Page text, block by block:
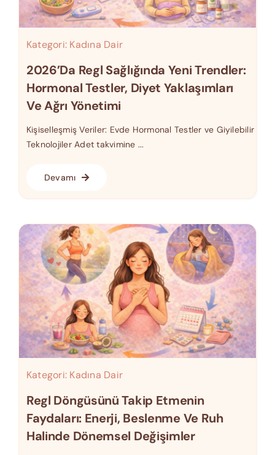
Kategori: Kadına Dair
2026’da Regl Sağlığında Yeni Trendler:
Hormonal Testler, Diyet Yaklaşımları
Ve Ağrı Yönetimi
Kişiselleşmiş Veriler: Evde Hormonal Testler ve Giyilebilir
Teknolojiler Adet takvimine ...
Devamı
Kategori: Kadına Dair
Regl Döngüsünü Takip Etmenin
Faydaları: Enerji, Beslenme Ve Ruh
Halinde Dönemsel Değişimler